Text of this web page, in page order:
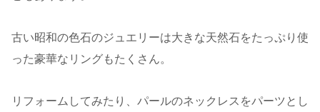
古い昭和の色石のジュエリーは大きな天然石をたっぷり使
った豪華なリングもたくさん。
リフォームしてみたり、パールのネックレスをパーツとし